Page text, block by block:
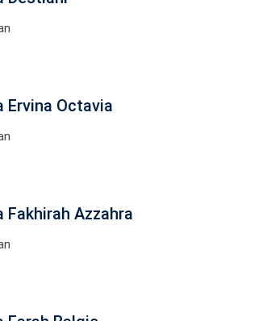
Ervina Octavia
Fakhirah Azzahra